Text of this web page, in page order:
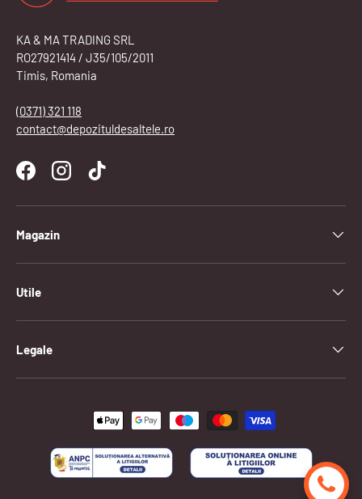
KA & MA TRADING SRL
RO27921414 / J35/105/2011
Timis, Romania
(0371) 321 118
contact@depozituldesaltele.ro
FacebookInstagramTikTok
Magazin
Utile
Legale
Metode de plata acceptate